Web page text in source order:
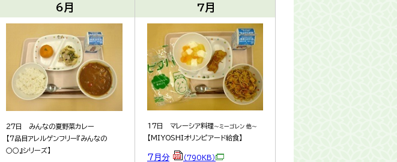
6月
27日 みんなの夏野菜カレー
【7品目アレルゲンフリー『みんなの
○○』シリーズ】
7月
17日 マレーシア料理 ～ミーゴレン 他～
【MIYOSHIオリンピアード給食】
7月分 （790KB）